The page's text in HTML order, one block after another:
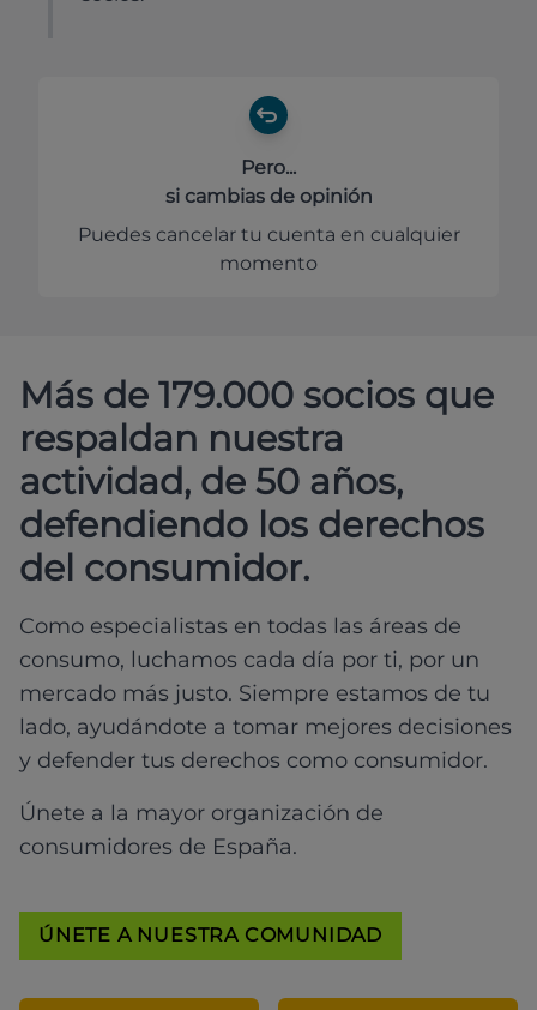
Pero...
si cambias de opinión
Puedes cancelar tu cuenta en cualquier
momento
Más de 179.000 socios que
respaldan nuestra
actividad, de 50 años,
defendiendo los derechos
del consumidor.
Como especialistas en todas las áreas de
consumo, luchamos cada día por ti, por un
mercado más justo. Siempre estamos de tu
lado, ayudándote a tomar mejores decisiones
y defender tus derechos como consumidor.
Únete a la mayor organización de
consumidores de España.
ÚNETE A NUESTRA COMUNIDAD